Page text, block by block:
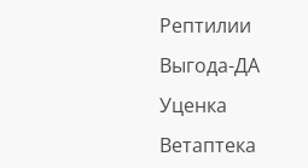
Рептилии
Выгода-ДА
Уценка
Ветаптека